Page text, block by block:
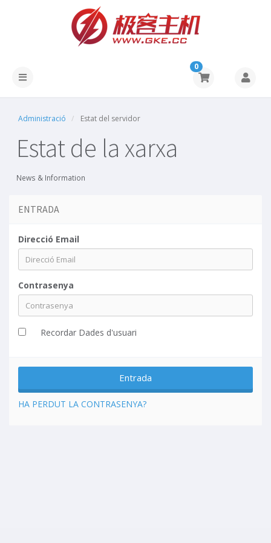
0
Administració Estat del servidor
Estat de la xarxa
News & Information
ENTRADA
Direcció Email
Contrasenya
Recordar Dades d'usuari
HA PERDUT LA CONTRASENYA?